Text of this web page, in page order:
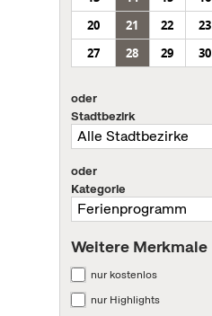
20
21 22 23
27
28 29 30
oder
Stadtbezirk
oder
Kategorie
Weitere Merkmale
nur kostenlos
nur Highlights